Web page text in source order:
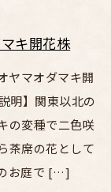
キ開花株
マオダマキ開
明】関東以北の
の変種で二色咲
茶席の花として
お庭で […]